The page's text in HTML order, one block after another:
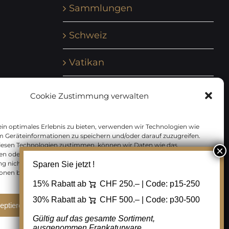
Cookie Zustimmung verwalten
optimales Erlebnis zu bieten, verwenden wir Technologien wie
Geräteinformationen zu speichern und/oder darauf zuzugreifen.
Technologien zustimmen, können wir Daten wie das
oder eindeutige IDs auf dieser Website verarbeiten. Wenn Sie Ihre
nicht erteilen oder zurückziehen, können bestimmte Merkmale
beeinträchtigt werden.
Ablehnen Cookie Einstellungen
Sammlungen
Schweiz
Vatikan
Zensurbelege Österreich
Zensurbelege Schweiz
Sparen Sie jetzt !
15% Rabatt ab CHF 250.– | Code: p15-250
30% Rabatt ab
CHF 500.– | Code: p30-500
Gültig auf das gesamte Sortiment,